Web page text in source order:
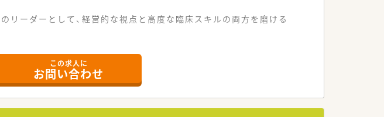
ーダーとして、経営的な視点と高度な臨床スキルの両方を磨ける
千人の健康を支え続けている歴史ある医療機関です。
、慢性期まで多種多様な症例を経験することができます。
に連携を取りながら質の高い薬物療法を提供しています。
この求人に
お問い合わせ